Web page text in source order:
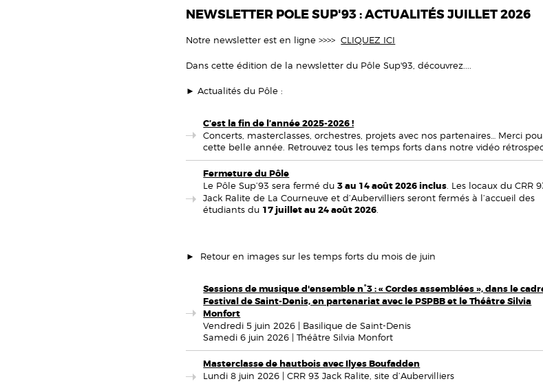
NEWSLETTER POLE SUP'93 : ACTUALITÉS JUILLET 2026
Notre newsletter est en ligne >>>>CLIQUEZ ICI
Dans cette édition de la newsletter du Pôle Sup'93, découvrez....
► Actualités du Pôle :
C’est la fin de l’année 2025-2026 !
Concerts, masterclasses, orchestres, projets avec nos partenaires… Merci
cette belle année. Retrouvez tous les temps forts dans notre vidéo
Fermeture du Pôle
Le Pôle Sup’93 sera fermé du3 au 14 août 2026 inclus. Les locaux du CRR
Jack Ralite de La Courneuve et d’Aubervilliers seront fermés à l’accueil des
étudiants du 17 juillet au 24 août 2026.
► Retour en images sur les temps forts du mois de juin
Sessions de musique d'ensemble n°3 : « Cordes assemblées », dans le
Festival de Saint-Denis, en partenariat avec le PSPBB et le Théâtre Silvia
Monfort
Vendredi 5 juin 2026 | Basilique de Saint-Denis
Samedi 6 juin 2026 | Théâtre Silvia Monfort
Masterclasse de hautbois avec Ilyes Boufadden
Lundi 8 juin 2026 | CRR 93 Jack Ralite, site d’Aubervilliers